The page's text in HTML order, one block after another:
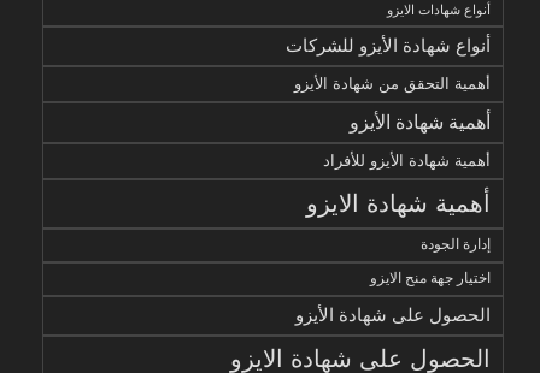
أنواع شهادات الايزو
أنواع شهادة الأيزو للشركات
أهمية التحقق من شهادة الأيزو
أهمية شهادة الأيزو
أهمية شهادة الأيزو للأفراد
أهمية شهادة الايزو
إدارة الجودة
اختيار جهة منح الايزو
الحصول على شهادة الأيزو
الحصول على شهادة الايزو